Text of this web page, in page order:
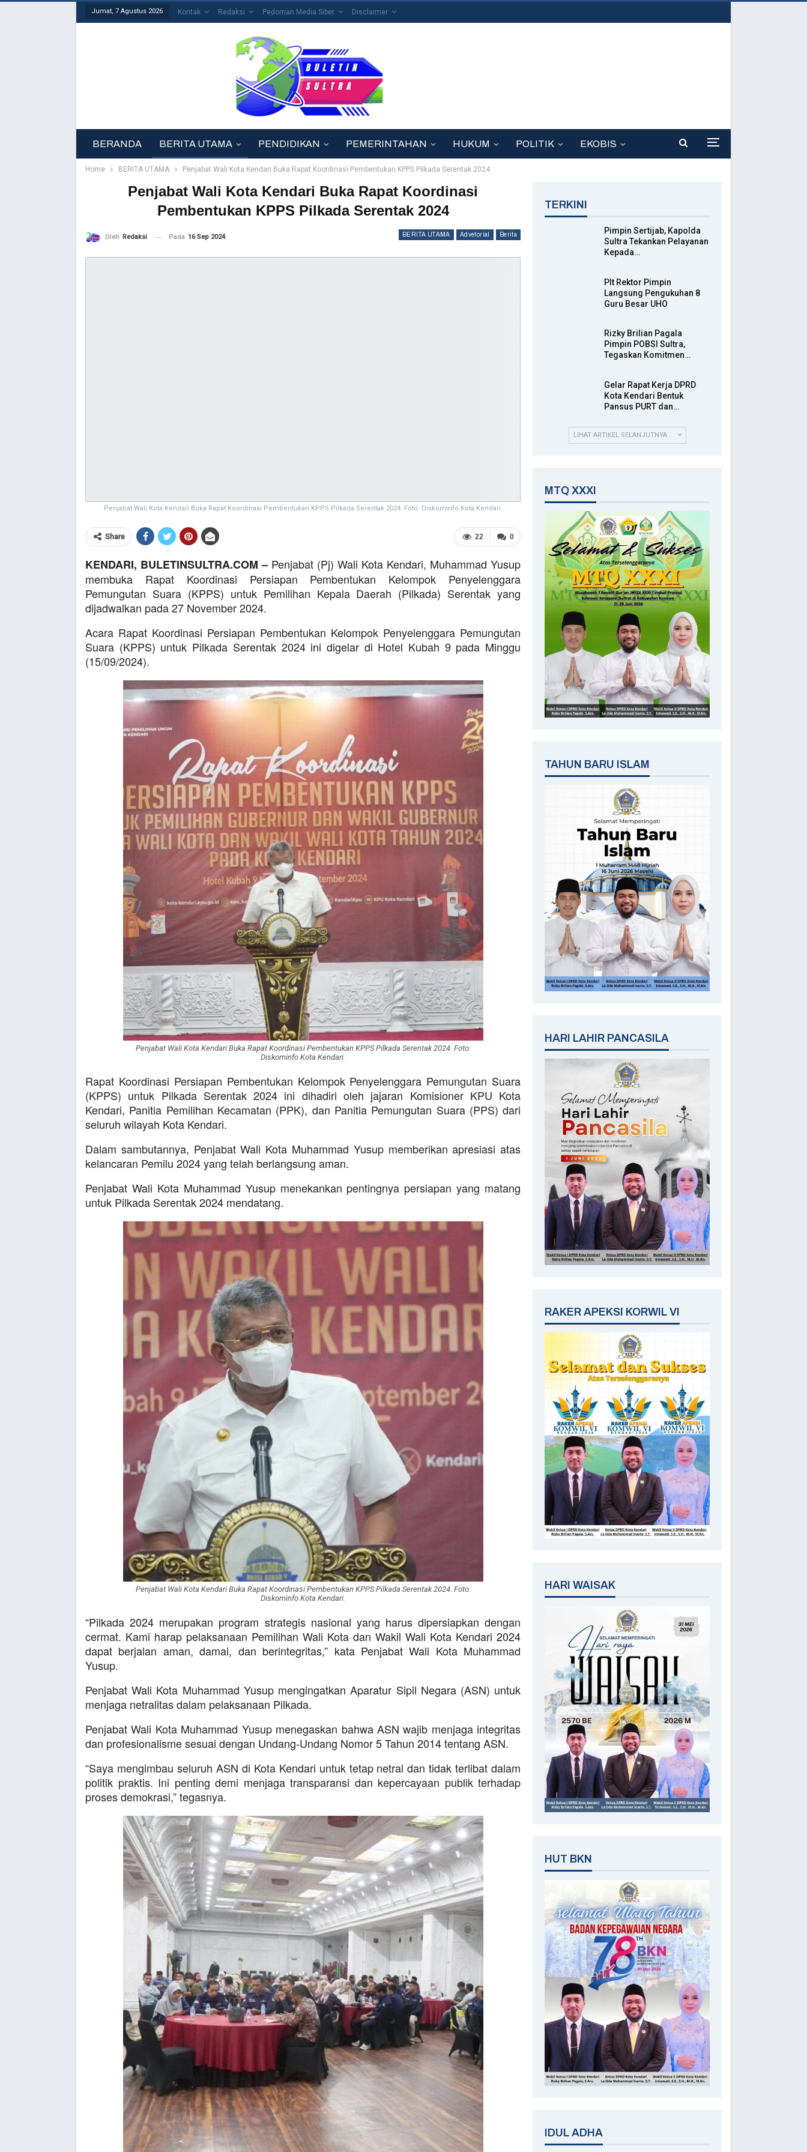
Jumat, 7 Agustus 2026 Kontak Redaksi Pedoman Media Siber Disclaimer
BERANDA BERITA UTAMA PENDIDIKAN PEMERINTAHAN HUKUM POLITIK EKOBIS
Home BERITA UTAMA Penjabat Wali Kota Kendari Buka Rapat Koordinasi Pembentukan KPPS Pilkada Serentak 2024
Penjabat Wali Kota Kendari Buka Rapat Koordinasi
Pembentukan KPPS Pilkada Serentak 2024
BERITA UTAMA Advetorial Berita
Oleh Redaksi Pada 16 Sep 2024
Penjabat Wali Kota Kendari Buka Rapat Koordinasi Pembentukan KPPS Pilkada Serentak 2024. Foto: Diskominfo Kota Kendari.
0
22
Share
KENDARI, BULETINSULTRA.COM – Penjabat (Pj) Wali Kota Kendari, Muhammad Yusup
membuka Rapat Koordinasi Persiapan Pembentukan Kelompok Penyelenggara
Pemungutan Suara (KPPS) untuk Pemilihan Kepala Daerah (Pilkada) Serentak yang
dijadwalkan pada 27 November 2024.
Acara Rapat Koordinasi Persiapan Pembentukan Kelompok Penyelenggara Pemungutan
Suara (KPPS) untuk Pilkada Serentak 2024 ini digelar di Hotel Kubah 9 pada Minggu
(15/09/2024).
Penjabat Wali Kota Kendari Buka Rapat Koordinasi Pembentukan KPPS Pilkada Serentak 2024. Foto:
Diskominfo Kota Kendari.
Rapat Koordinasi Persiapan Pembentukan Kelompok Penyelenggara Pemungutan Suara
(KPPS) untuk Pilkada Serentak 2024 ini dihadiri oleh jajaran Komisioner KPU Kota
Kendari, Panitia Pemilihan Kecamatan (PPK), dan Panitia Pemungutan Suara (PPS) dari
seluruh wilayah Kota Kendari.
Dalam sambutannya, Penjabat Wali Kota Muhammad Yusup memberikan apresiasi atas
kelancaran Pemilu 2024 yang telah berlangsung aman.
Penjabat Wali Kota Muhammad Yusup menekankan pentingnya persiapan yang matang
untuk Pilkada Serentak 2024 mendatang.
Penjabat Wali Kota Kendari Buka Rapat Koordinasi Pembentukan KPPS Pilkada Serentak 2024. Foto:
Diskominfo Kota Kendari.
“Pilkada 2024 merupakan program strategis nasional yang harus dipersiapkan dengan
cermat. Kami harap pelaksanaan Pemilihan Wali Kota dan Wakil Wali Kota Kendari 2024
dapat berjalan aman, damai, dan berintegritas,” kata Penjabat Wali Kota Muhammad
Yusup.
Penjabat Wali Kota Muhammad Yusup mengingatkan Aparatur Sipil Negara (ASN) untuk
menjaga netralitas dalam pelaksanaan Pilkada.
Penjabat Wali Kota Muhammad Yusup menegaskan bahwa ASN wajib menjaga integritas
dan profesionalisme sesuai dengan Undang-Undang Nomor 5 Tahun 2014 tentang ASN.
“Saya mengimbau seluruh ASN di Kota Kendari untuk tetap netral dan tidak terlibat dalam
politik praktis. Ini penting demi menjaga transparansi dan kepercayaan publik terhadap
proses demokrasi,” tegasnya.
TERKINI
Pimpin Sertijab, Kapolda
Sultra Tekankan Pelayanan
Kepada…
Plt Rektor Pimpin
Langsung Pengukuhan 8
Guru Besar UHO
Rizky Brilian Pagala
Pimpin POBSI Sultra,
Tegaskan Komitmen…
Gelar Rapat Kerja DPRD
Kota Kendari Bentuk
Pansus PURT dan…
LIHAT ARTIKEL SELANJUTNYA ...
MTQ XXXI
TAHUN BARU ISLAM
HARI LAHIR PANCASILA
RAKER APEKSI KORWIL VI
HARI WAISAK
HUT BKN
IDUL ADHA